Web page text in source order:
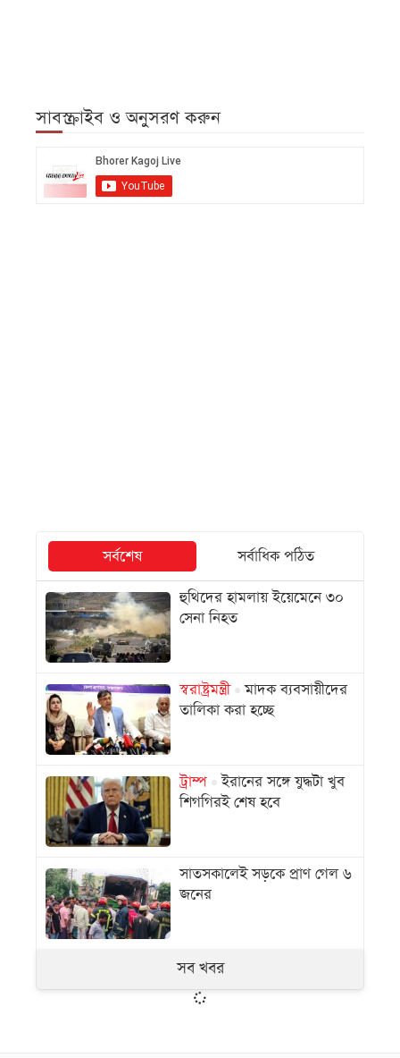
সাবস্ক্রাইব ও অনুসরণ করুন
সর্বশেষ
সর্বাধিক পঠিত
হুথিদের হামলায় ইয়েমেনে ৩০
সেনা নিহত
স্বরাষ্ট্রমন্ত্রী
মাদক ব্যবসায়ীদের
তালিকা করা হচ্ছে
ট্রাম্প
ইরানের সঙ্গে যুদ্ধটা খুব
শিগগিরই শেষ হবে
সাতসকালেই সড়কে প্রাণ গেল ৬
জনের
সব খবর